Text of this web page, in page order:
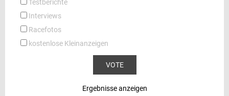
Testberichte
Interviews
Racefotos
kostenlose Kleinanzeigen
Ergebnisse anzeigen